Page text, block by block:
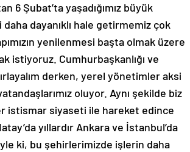
6 Şubat’ta yaşadığımız büyük
dayanıklı hale getirmemiz çok
yenilenmesi başta olmak üzere
istiyoruz. Cumhurbaşkanlığı ve
derken, yerel yönetimler aksi
oluyor. Aynı şekilde biz
istismar siyaseti ile hareket edince
yıllardır Ankara ve İstanbul’da
ki, bu şehirlerimizde işlerin daha